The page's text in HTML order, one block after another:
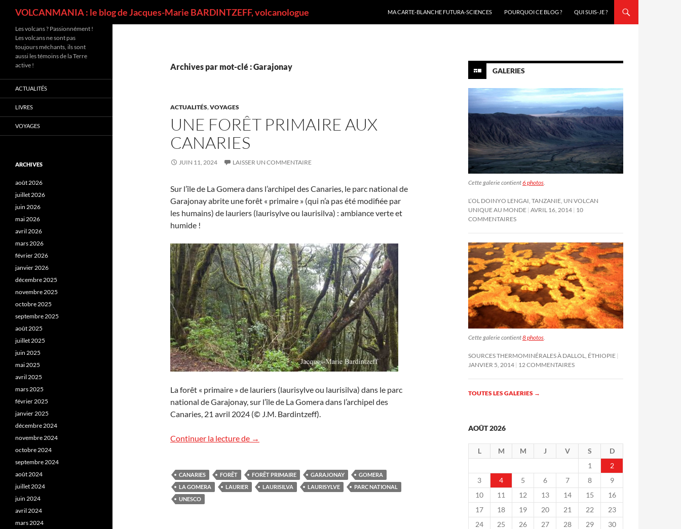
VOLCANMANIA : le blog de Jacques-Marie BARDINTZEFF, volcanologue
MA CARTE-BLANCHE FUTURA-SCIENCES
POURQUOI CE BLOG ? QUI SUIS-JE ?
Archives par mot-clé : Garajonay
ACTUALITÉS,VOYAGES
UNE FORÊT PRIMAIRE AUX
CANARIES
JUIN 11, 2024 LAISSER UN COMMENTAIRE
Sur l’île de La Gomera dans l’archipel des Canaries, le parc national de
Garajonay abrite une forêt « primaire » (qui n’a pas été modifiée par
les humains) de lauriers (laurisylve ou laurisilva) : ambiance verte et
humide !
La forêt « primaire » de lauriers (laurisylve ou laurisilva) dans le parc
national de Garajonay, sur l’île de La Gomera dans l’archipel des
Canaries, 21 avril 2024 (© J.M. Bardintzeff).
Continuer la lecture de Une forêt primaire aux Canaries
→
CANARIES FORÊT FORÊT PRIMAIRE GARAJONAY
GOMERA
LA GOMERA
LAURIER LAURISILVA LAURISYLVE
PARC NATIONAL
UNESCO
GALERIES
Cette galerie contient6 photos.
L’OL DOINYO LENGAI, TANZANIE, UN VOLCAN
UNIQUE AU MONDE AVRIL 16, 2014 10
COMMENTAIRES
Cette galerie contient8 photos
SOURCES THERMOMINÉRALES À DALLOL, ÉTHIOPIE
JANVIER 5, 2014 12 COMMENTAIRES
TOUTES LES GALERIES →
AOÛT 2026
L M M J V S
D
1
2
3
4 5 6 7 8
9
10
11 12 13 14 15
16
17
18 19 20 21 22
23
24
25 26 27 28 29
30
Les volcans ? Passionnément !
Les volcans ne sont pas
toujours méchants, ils sont
aussi les témoins de la Terre
active !
ACTUALITÉS
LIVRES
VOYAGES
ARCHIVES
août 2026
juillet 2026
juin 2026
mai 2026
avril 2026
mars 2026
février 2026
janvier 2026
décembre 2025
novembre 2025
octobre 2025
septembre 2025
août 2025
juillet 2025
juin 2025
mai 2025
avril 2025
mars 2025
février 2025
janvier 2025
décembre 2024
novembre 2024
octobre 2024
septembre 2024
août 2024
juillet 2024
juin 2024
avril 2024
mars 2024